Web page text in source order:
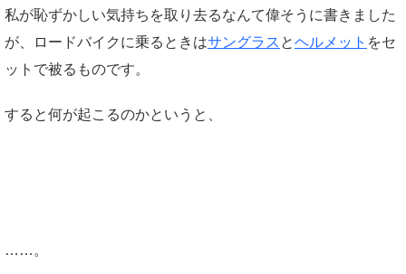
私が恥ずかしい気持ちを取り去るなんて偉そうに書きました
が、ロードバイクに乗るときはサングラス とヘルメット をセ
ットで被るものです。
すると何が起こるのかというと、
……。